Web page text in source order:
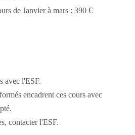
de Janvier à mars : 390 €
avec l'ESF.
encadrent ces cours avec
contacter l'ESF.